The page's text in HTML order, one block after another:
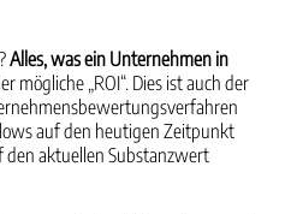
Alles, was ein Unternehmen in
mögliche „ROI“. Dies ist auch der
auf den heutigen Zeitpunkt
aktuellen Substanzwert